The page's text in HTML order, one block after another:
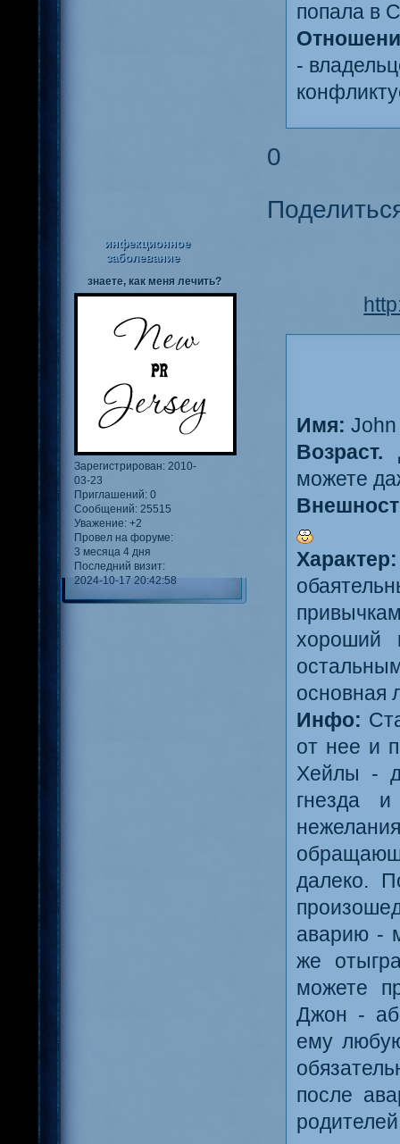
попала в
-
0
инфекционное
заболевание
знаете, как меня лечить?
Зарегистрирован: 2010-
03-23
Приглашений: 0
Сообщений: 25515
Уважение: +2
Провел на форуме:
3 месяца 4 дня
Последний визит:
2024-10-17 20:42:58
Имя:
Возраст.
можете
Характер:
хороший
основная
Инфо:
от нее и
Хейлы -
гнезда
далеко.
аварию -
же
можете
Джон -
ему
после